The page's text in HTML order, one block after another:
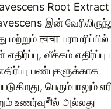
Root Extract
இன்
மற்றும் त्वचा
வீக்கம் எதிர்ப்பு
பண்புகளுக்காக
பெரும்பாலும்
உணர்வுশীல் அல்லது